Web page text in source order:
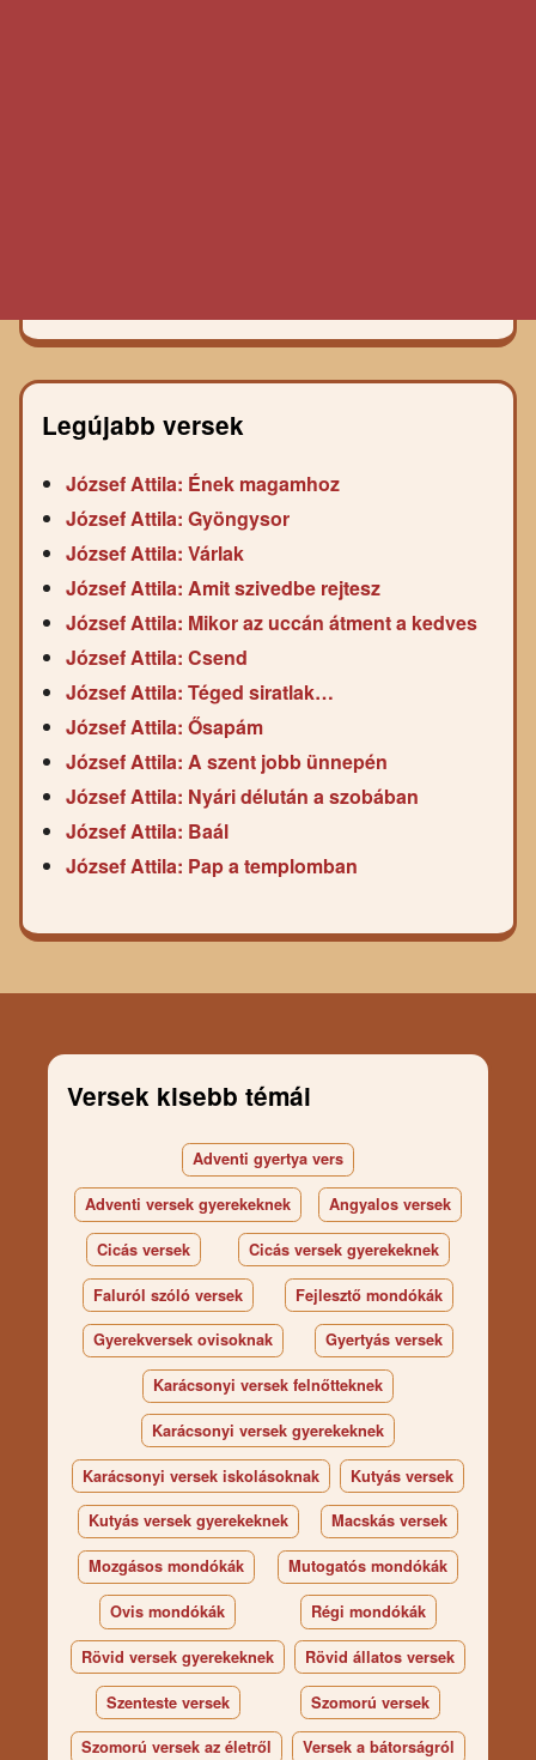
Legújabb versek
József Attila: Ének magamhoz
József Attila: Gyöngysor
József Attila: Várlak
József Attila: Amit szivedbe rejtesz
József Attila: Mikor az uccán átment a kedves
József Attila: Csend
József Attila: Téged siratlak…
József Attila: Ősapám
József Attila: A szent jobb ünnepén
József Attila: Nyári délután a szobában
József Attila: Baál
József Attila: Pap a templomban
Versek kisebb témái
Adventi gyertya vers
Adventi versek gyerekeknek Angyalos versek
Cicás versek Cicás versek gyerekeknek
Faluról szóló versek Fejlesztő mondókák
Gyerekversek ovisoknak Gyertyás versek
Karácsonyi versek felnőtteknek
Karácsonyi versek gyerekeknek
Karácsonyi versek iskolásoknak Kutyás versek
Kutyás versek gyerekeknek Macskás versek
Mozgásos mondókák Mutogatós mondókák
Ovis mondókák Régi mondókák
Rövid versek gyerekeknek Rövid állatos versek
Szenteste versek Szomorú versek
Szomorú versek az életről Versek a bátorságról